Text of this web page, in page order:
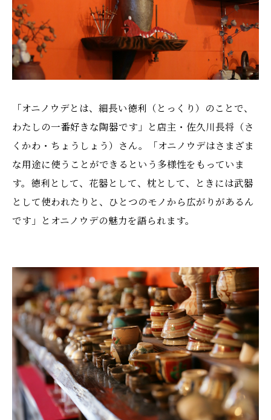
「オニノウデとは、細長い徳利（とっくり）のことで、
わたしの一番好きな陶器です」と店主・佐久川長将（さ
くかわ・ちょうしょう）さん。「オニノウデはさまざま
な用途に使うことができるという多様性をもっていま
す。徳利として、花器として、枕として、ときには武器
として使われたりと、ひとつのモノから広がりがあるん
です」とオニノウデの魅力を語られます。